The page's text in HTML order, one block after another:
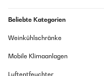
Beliebte Kategorien
Weinkühlschränke
Mobile Klimaanlagen
Luftentfeuchter